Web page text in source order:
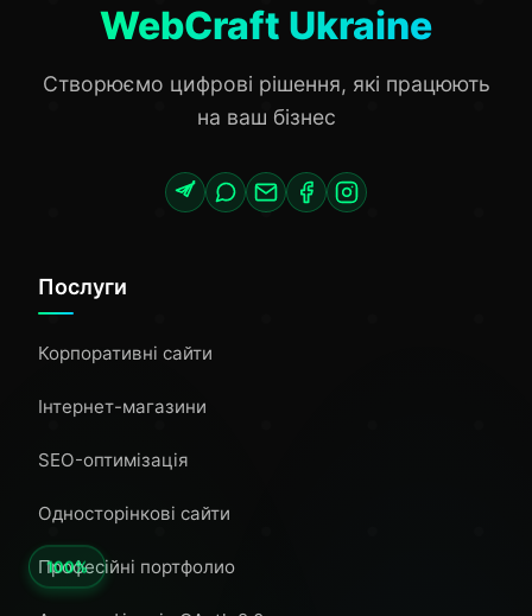
WebCraft Ukraine
Створюємо цифрові рішення, які працюють
на ваш бізнес
Послуги
Корпоративні сайти
Інтернет-магазини
SEO-оптимізація
Односторінкові сайти
Професійні портфолио